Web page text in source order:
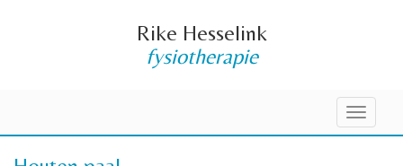
Rike Hesselink
fysiotherapie
Toggle